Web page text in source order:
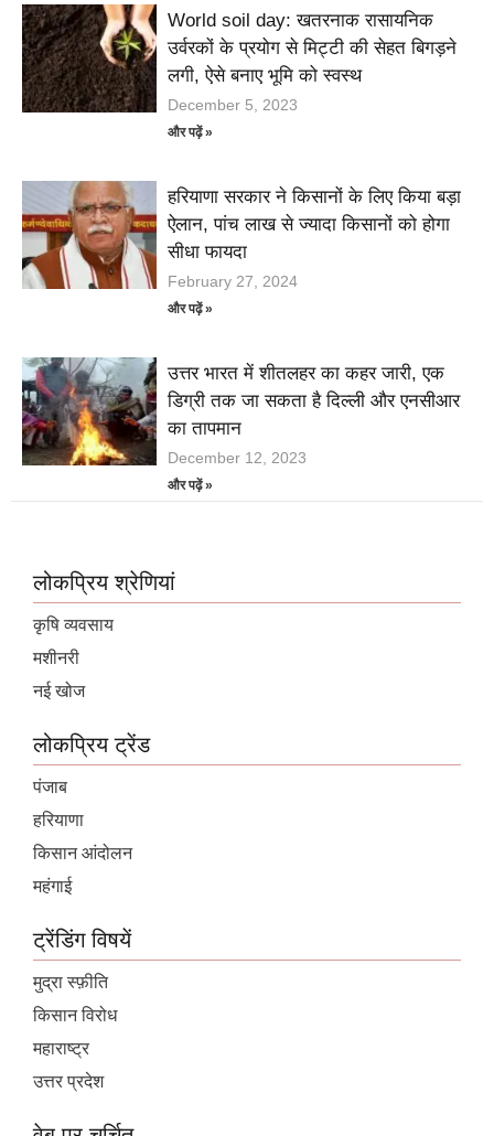
World soil day: खतरनाक रासायनिक
उर्वरकों के प्रयोग से मिट्टी की सेहत बिगड़ने
लगी, ऐसे बनाए भूमि को स्वस्थ
December 5, 2023
और पढ़ें »
हरियाणा सरकार ने किसानों के लिए किया बड़ा
ऐलान, पांच लाख से ज्यादा किसानों को होगा
सीधा फायदा
February 27, 2024
और पढ़ें »
उत्तर भारत में शीतलहर का कहर जारी, एक
डिग्री तक जा सकता है दिल्ली और एनसीआर
का तापमान
December 12, 2023
और पढ़ें »
लोकप्रिय श्रेणियां
कृषि व्यवसाय
मशीनरी
नई खोज
लोकप्रिय ट्रेंड
पंजाब
हरियाणा
किसान आंदोलन
महंगाई
ट्रेंडिंग विषयें
मुद्रा स्फ़ीति
किसान विरोध
महाराष्ट्र
उत्तर प्रदेश